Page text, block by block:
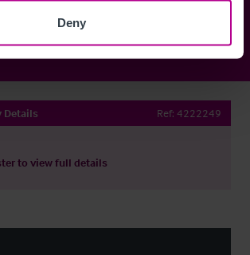
Deny
Details Ref: 4222249
to view full details